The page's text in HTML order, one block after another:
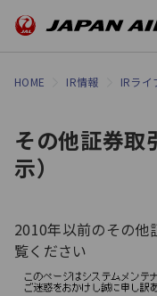
HOME IR情報 IRライ
その他証券取
示）
2010年以前のその他
覧ください